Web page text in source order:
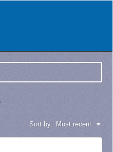
Sort by: Most recent